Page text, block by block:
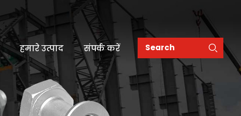
हमारे उत्पाद संपर्क करें